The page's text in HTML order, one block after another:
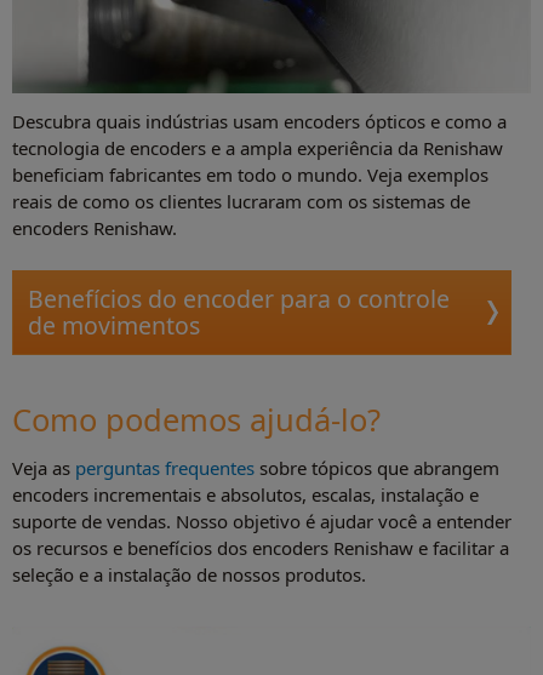
Descubra quais indústrias usam encoders ópticos e como a
tecnologia de encoders e a ampla experiência da Renishaw
beneficiam fabricantes em todo o mundo. Veja exemplos
reais de como os clientes lucraram com os sistemas de
encoders Renishaw.
Benefícios do encoder para o controle
de movimentos
Como podemos ajudá-lo?
Veja as perguntas frequentes sobre tópicos que abrangem
encoders incrementais e absolutos, escalas, instalação e
suporte de vendas. Nosso objetivo é ajudar você a entender
os recursos e benefícios dos encoders Renishaw e facilitar a
seleção e a instalação de nossos produtos.